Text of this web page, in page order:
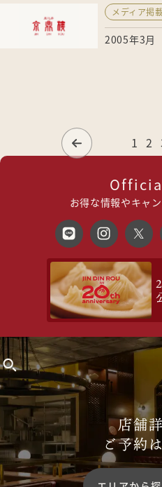
メディア掲
2005年3月
1 2
お得な情報やキャ
店舗
ご予約